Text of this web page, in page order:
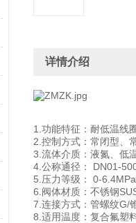
详情介绍
1.功能特征：耐低温线
2.控制方式：常闭型、
3.流体介质：液氮、低
4.公称通径： DN01-
5.压力等级： 0-
6.阀体材质：不锈钢
7.连接方式：管螺纹G/
8.适用温度：复合氟塑